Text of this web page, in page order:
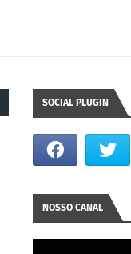
SOCIAL PLUGIN
NOSSO CANAL